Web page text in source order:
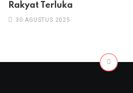
Rakyat Terluka
30 AGUSTUS 2025